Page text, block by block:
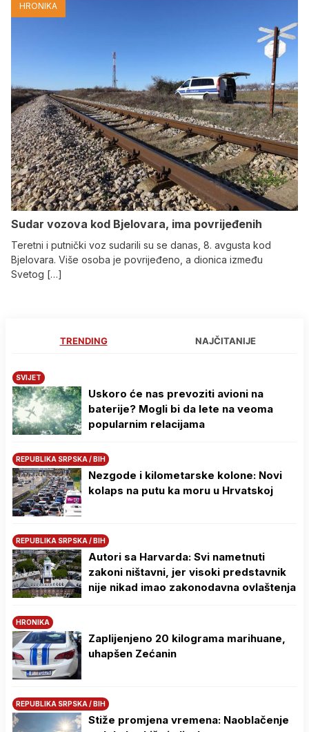
HRONIKA
Sudar vozova kod Bjelovara, ima povrijeđenih
Teretni i putnički voz sudarili su se danas, 8. avgusta kod
Bjelovara. Više osoba je povrijeđeno, a dionica između
Svetog […]
TRENDING NAJČITANIJE
SVIJET
Uskoro će nas prevoziti avioni na
baterije? Mogli bi da lete na veoma
popularnim relacijama
REPUBLIKA SRPSKA / BIH
Nezgode i kilometarske kolone: Novi
kolaps na putu ka moru u Hrvatskoj
REPUBLIKA SRPSKA / BIH
Autori sa Harvarda: Svi nametnuti
zakoni ništavni, jer visoki predstavnik
nije nikad imao zakonodavna ovlaštenja
HRONIKA
Zaplijenjeno 20 kilograma marihuane,
uhapšen Zećanin
REPUBLIKA SRPSKA / BIH
Stiže promjena vremena: Naoblačenje